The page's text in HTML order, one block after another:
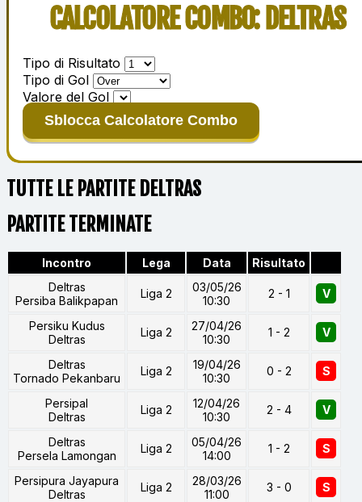
CALCOLATORE COMBO: DELTRAS
Tipo di Risultato
Tipo di Gol
Valore del Gol
Sblocca Calcolatore Combo
TUTTE LE PARTITE DELTRAS
PARTITE TERMINATE
Incontro Lega Data
Risultato
Deltras
Persiba Balikpapan
Liga 2
03/05/26
10:30
2 - 1 V
Persiku Kudus
Deltras
Liga 2
27/04/26
10:30
1 - 2 V
Deltras
Tornado Pekanbaru
Liga 2
19/04/26
10:30
0 - 2 S
Persipal
Deltras
Liga 2
12/04/26
10:30
2 - 4 V
Deltras
Persela Lamongan
Liga 2
05/04/26
14:00
1 - 2 S
Persipura Jayapura
Deltras
Liga 2
28/03/26
11:00
3 - 0 S